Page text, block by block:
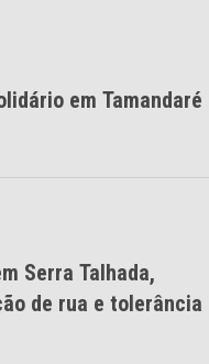
em Tamandaré
Serra Talhada,
de rua e tolerância